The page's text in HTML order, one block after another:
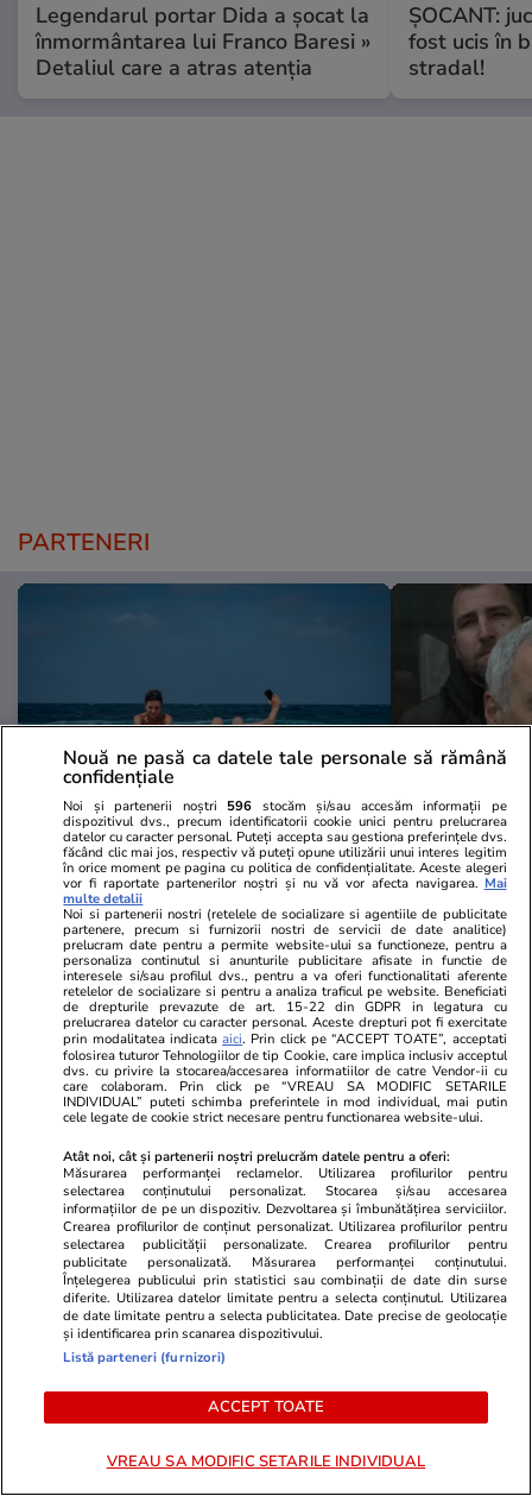
Legendarul portar Dida a șocat la
înmormântarea lui Franco Baresi »
Detaliul care a atras atenția
ȘOCANT:
fost ucis în
stradal!
PARTENERI
Mediafax.ro
Ce a pățit o vedetă care a făcut o
baie pe o plajă cunoscută?
Pericolele înotului
StirileKanalD.ro
UPDATE Zi
Georgescu!
judecat
lovitură de
PROMO
Advertorial
Smart is the new chic: Cum ne
Advertorial
Înscrie-te
Nouă ne pasă ca datele tale personale să rămână
confidențiale
Noi și partenerii noștri 596 stocăm și/sau accesăm informații pe
dispozitivul dvs., precum identificatorii cookie unici pentru prelucrarea
datelor cu caracter personal. Puteți accepta sau gestiona preferințele dvs.
făcând clic mai jos, respectiv vă puteți opune utilizării unui interes legitim
în orice moment pe pagina cu politica de confidențialitate. Aceste alegeri
vor fi raportate partenerilor noștri și nu vă vor afecta navigarea. Mai
multe detalii
Noi si partenerii nostri (retelele de socializare si agentiile de publicitate
partenere, precum si furnizorii nostri de servicii de date analitice)
prelucram date pentru a permite website-ului sa functioneze, pentru a
personaliza continutul si anunturile publicitare afisate in functie de
interesele si/sau profilul dvs., pentru a va oferi functionalitati aferente
retelelor de socializare si pentru a analiza traficul pe website. Beneficiati
de drepturile prevazute de art. 15-22 din GDPR in legatura cu
prelucrarea datelor cu caracter personal. Aceste drepturi pot fi exercitate
prin modalitatea indicataaici. Prin click pe “ACCEPT TOATE”, acceptati
folosirea tuturor Tehnologiilor de tip Cookie, care implica inclusiv acceptul
dvs. cu privire la stocarea/accesarea informatiilor de catre Vendor-ii cu
care colaboram. Prin click pe “VREAU SA MODIFIC SETARILE
INDIVIDUAL” puteti schimba preferintele in mod individual, mai putin
cele legate de cookie strict necesare pentru functionarea website-ului.
Atât noi, cât și partenerii noștri prelucrăm datele pentru a oferi:
Măsurarea performanței reclamelor. Utilizarea profilurilor pentru
selectarea conținutului personalizat. Stocarea și/sau accesarea
informațiilor de pe un dispozitiv. Dezvoltarea și îmbunătățirea serviciilor.
Crearea profilurilor de conținut personalizat. Utilizarea profilurilor pentru
selectarea publicității personalizate. Crearea profilurilor pentru
publicitate personalizată. Măsurarea performanței conținutului.
Înțelegerea publicului prin statistici sau combinații de date din surse
diferite. Utilizarea datelor limitate pentru a selecta conținutul. Utilizarea
de date limitate pentru a selecta publicitatea. Date precise de geolocație
și identificarea prin scanarea dispozitivului.
Listă parteneri (furnizori)
ACCEPT TOATE
VREAU SA MODIFIC SETARILE INDIVIDUAL